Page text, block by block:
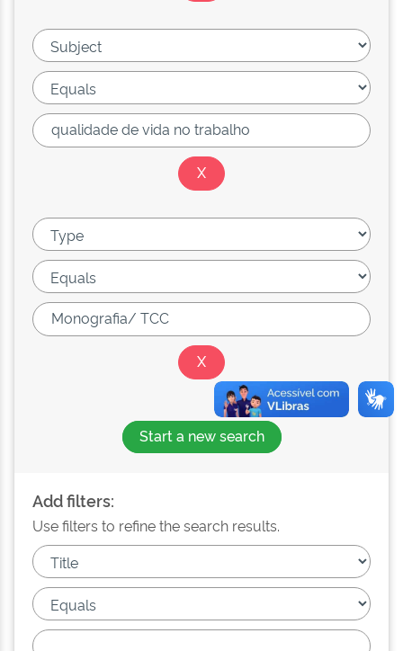
Start a new search
Add filters:
Use filters to refine the search results.